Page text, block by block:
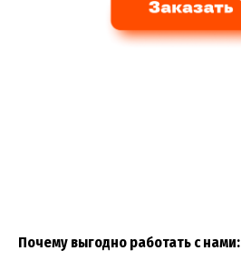
Почему выгодно работать с нами: